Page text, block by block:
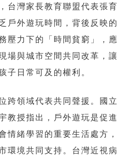
台灣家長教育聯盟代表張育
戶外遊玩時間，背後反映的
壓力下的「時間貧窮」，應
場與城市空間共同改革，讓
子日常可及的權利。
跨領域代表共同聲援。國立
教授指出，戶外遊玩是促進
情緒學習的重要生活處方，
環境共同支持。台灣近視病